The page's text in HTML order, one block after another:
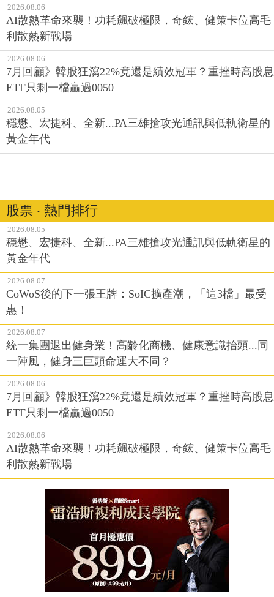
2026.08.06
AI散熱革命來襲！功耗飆破極限，奇鋐、健策卡位高毛
利散熱新戰場
2026.08.06
7月回顧》韓股狂瀉22%竟還是績效冠軍？重挫時高股息
ETF只剩一檔贏過0050
2026.08.05
穩懋、宏捷科、全新...PA三雄搶攻光通訊與低軌衛星的
黃金年代
股票 ‧ 熱門排行
2026.08.05
穩懋、宏捷科、全新...PA三雄搶攻光通訊與低軌衛星的
黃金年代
2026.08.07
CoWoS後的下一張王牌：SoIC擴產潮，「這3檔」最受
惠！
2026.08.07
統一集團退出健身業！高齡化商機、健康意識抬頭...同
一陣風，健身三巨頭命運大不同？
2026.08.06
7月回顧》韓股狂瀉22%竟還是績效冠軍？重挫時高股息
ETF只剩一檔贏過0050
2026.08.06
AI散熱革命來襲！功耗飆破極限，奇鋐、健策卡位高毛
利散熱新戰場